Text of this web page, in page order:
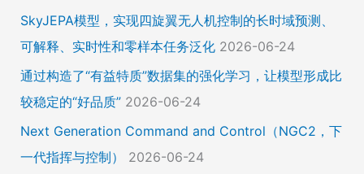
SkyJEPA模型，实现四旋翼无人机控制的长时域预测、
可解释、实时性和零样本任务泛化 2026-06-24
通过构造了“有益特质”数据集的强化学习，让模型形成比
较稳定的“好品质” 2026-06-24
Next Generation Command and Control（NGC2，下
一代指挥与控制）
2026-06-24